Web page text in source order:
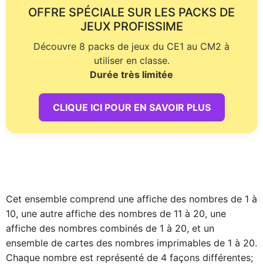
OFFRE SPÉCIALE SUR LES PACKS DE
JEUX PROFISSIME
Découvre 8 packs de jeux du CE1 au CM2 à
utiliser en classe.
Durée très limitée
CLIQUE ICI POUR EN SAVOIR PLUS
Cet ensemble comprend une affiche des nombres de 1 à
10, une autre affiche des nombres de 11 à 20, une
affiche des nombres combinés de 1 à 20, et un
ensemble de cartes des nombres imprimables de 1 à 20.
Chaque nombre est représenté de 4 façons différentes;